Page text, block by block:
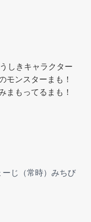
しきキャラクター
モンスターまも！
まもってるまも！
ーじ（常時）みちび